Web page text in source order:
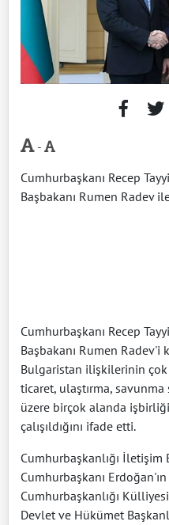
-
Cumhurbaşkanı Recep
Başbakanı Rumen Radev
Cumhurbaşkanı Recep
Başbakanı Rumen
Bulgaristan ilişkilerinin
ticaret, ulaştırma,
üzere birçok alanda
çalışıldığını ifade etti.
Cumhurbaşkanlığı İletişim
Cumhurbaşkanı
Cumhurbaşkanlığı
Devlet ve Hükümet